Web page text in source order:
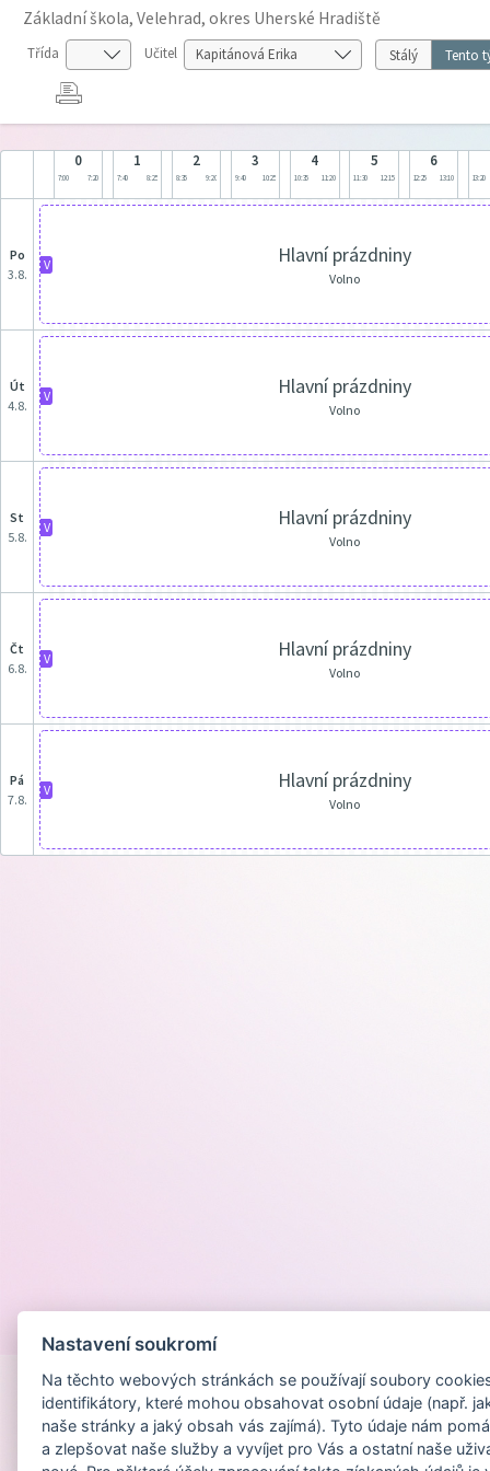
Základní škola, Velehrad, okres Uherské Hradiště
Třída Učitel Stálý Tento
0
7:00 7:20
1
7:40 8:25
2
8:35 9:20
3
9:40 10:25
4
10:35 11:20
5
11:30 12:15
6
12:25 13:10 13:20
po
3.8.
V Hlavní prázdniny
Volno
út
4.8.
V Hlavní prázdniny
Volno
st
5.8.
V Hlavní prázdniny
Volno
čt
6.8.
V Hlavní prázdniny
Volno
pá
7.8.
V Hlavní prázdniny
Volno
Nastavení soukromí
Na těchto webových stránkách se používají soubory
identifikátory, které mohou obsahovat osobní údaje (např.
naše stránky a jaký obsah vás zajímá). Tyto údaje nám
a zlepšovat naše služby a vyvíjet pro Vás a ostatní naše